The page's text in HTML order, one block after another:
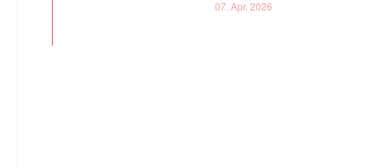
07. Apr. 2026